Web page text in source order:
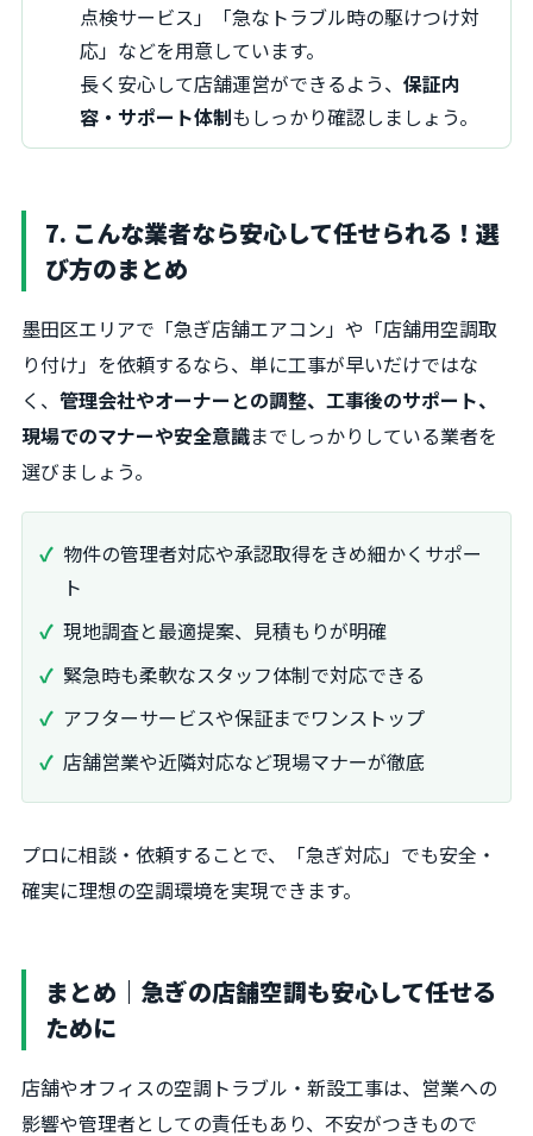
点検サービス」「急なトラブル時の駆けつけ対
応」などを用意しています。
長く安心して店舗運営ができるよう、 保証内
容・サポート体制もしっかり確認しましょう。
7. こんな業者なら安心して任せられる！選
び方のまとめ
墨田区エリアで「急ぎ店舗エアコン」や「店舗用空調取
り付け」を依頼するなら、単に工事が早いだけではな
く、 管理会社やオーナーとの調整、工事後のサポート、
現場でのマナーや安全意識までしっかりしている業者を
選びましょう。
物件の管理者対応や承認取得をきめ細かくサポー
ト
現地調査と最適提案、見積もりが明確
緊急時も柔軟なスタッフ体制で対応できる
アフターサービスや保証までワンストップ
店舗営業や近隣対応など現場マナーが徹底
プロに相談・依頼することで、「急ぎ対応」でも安全・
確実に理想の空調環境を実現できます。
まとめ｜急ぎの店舗空調も安心して任せる
ために
店舗やオフィスの空調トラブル・新設工事は、営業への
影響や管理者としての責任もあり、不安がつきもので